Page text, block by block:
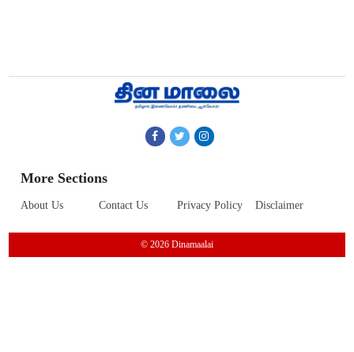
More Sections
About Us Contact Us Privacy Policy Disclaimer
© 2026 Dinamaalai